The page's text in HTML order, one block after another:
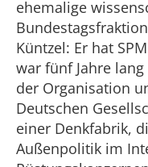
ehemalige
Küntzel: Er hat
war fünf Jahre
der Organisation
Deutschen
einer Denkfabrik,
Außenpolitik im